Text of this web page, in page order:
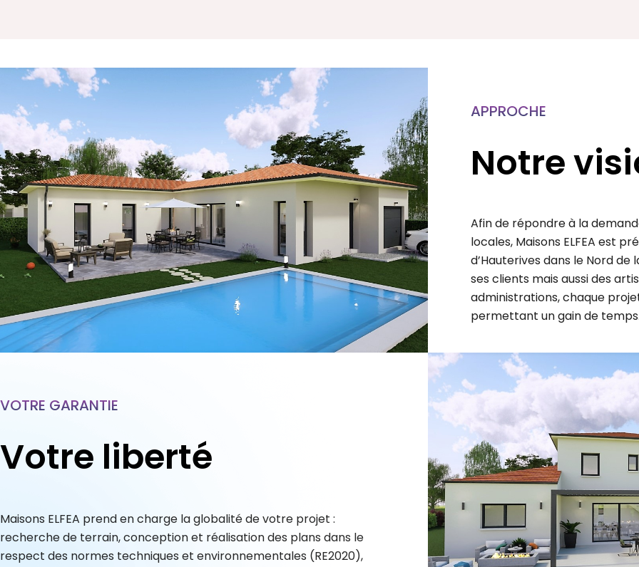
APPROCHE
Notre
locales, Maisons ELFEA est
d’Hauterives dans le Nord
ses clients mais aussi des
administrations, chaque
permettant un gain de
VOTRE GARANTIE
Votre liberté
recherche de terrain, conception et réalisation des plans dans le
respect des normes techniques et environnementales (RE2020),
dépôt et obtention du permis de construire, accompagnement